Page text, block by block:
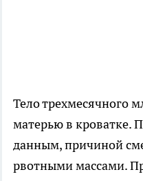
Тело трехмесячного
матерью в кроватке.
данным, причиной
рвотными массами.